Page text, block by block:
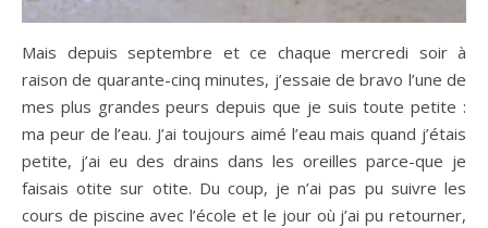
Mais depuis septembre et ce chaque mercredi soir à
raison de quarante-cinq minutes, j’essaie de bravo l’une de
mes plus grandes peurs depuis que je suis toute petite :
ma peur de l’eau. J’ai toujours aimé l’eau mais quand j’étais
petite, j’ai eu des drains dans les oreilles parce-que je
faisais otite sur otite. Du coup, je n’ai pas pu suivre les
cours de piscine avec l’école et le jour où j’ai pu retourner,